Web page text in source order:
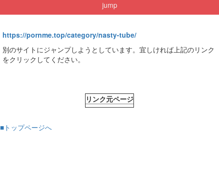
jump
https://pornme.top/category/nasty-tube/
別のサイトにジャンプしようとしています。宜しければ上記のリンク
をクリックしてください。
リンク元ページ
■トップページへ